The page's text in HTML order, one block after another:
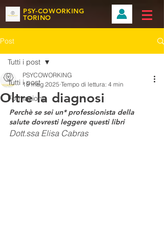
PSY-COWORKING
TORINO
Post
Tutti i post
Formazione
Tutti i post
Oltre la diagnosi
PSYCOWORKING
19 mag 2025 Tempo di lettura: 4 min
Perchè se sei un* professionista della
salute dovresti leggere questi libri
Dott.ssa Elisa Cabras